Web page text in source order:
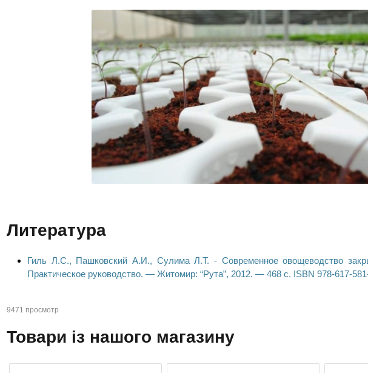
Литература
Гиль Л.С., Пашковский А.И., Сулима Л.Т. - Современное овощеводство
Практическое руководство. — Житомир: “Рута”, 2012. — 468 с. ISBN 978-617-
9471 просмотр
Товари із нашого магазину